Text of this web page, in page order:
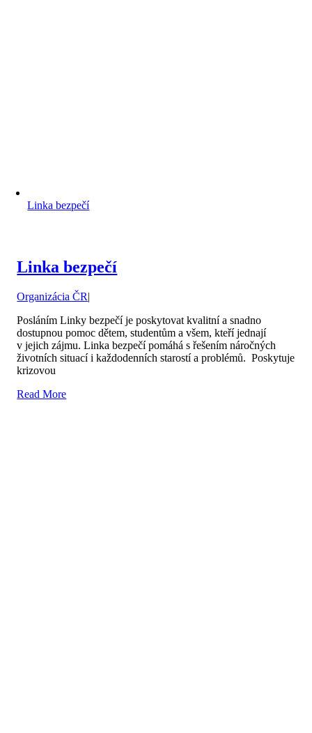
Linka bezpečí
Linka bezpečí
Organizácia ČR|
Posláním Linky bezpečí je poskytovat kvalitní a snadno
dostupnou pomoc dětem, studentům a všem, kteří jednají
v jejich zájmu. Linka bezpečí pomáhá s řešením náročných
životních situací i každodenních starostí a problémů. Poskytuje
krizovou
Read More